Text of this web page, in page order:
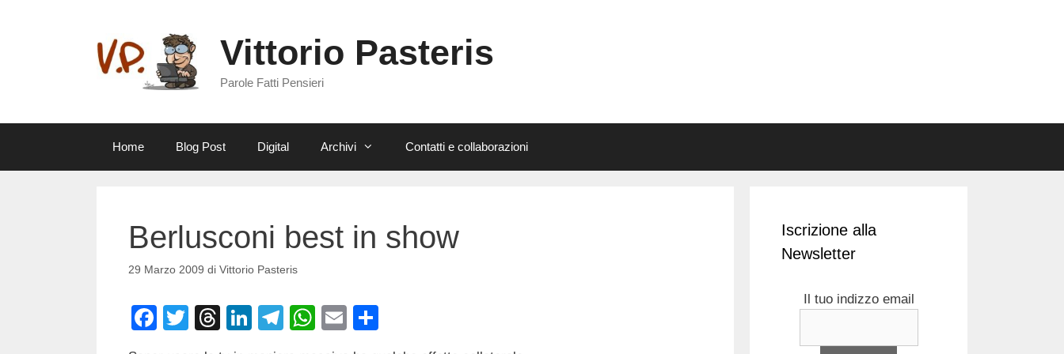
Vittorio Pasteris
Parole Fatti Pensieri
Home Blog Post Digital Archivi Contatti e collaborazioni
Berlusconi best in show
29 Marzo 2009 di Vittorio Pasteris
F
T
T
Li
T
W
E
Iscrizione alla
Newsletter
Il tuo indizzo email